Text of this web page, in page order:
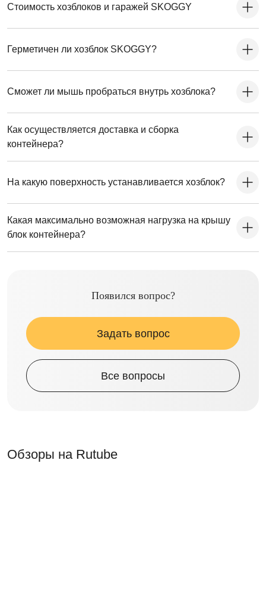
Стоимость хозблоков и гаражей SKOGGY
Герметичен ли хозблок SKOGGY?
Сможет ли мышь пробраться внутрь хозблока?
Как осуществляется доставка и сборка
контейнера?
На какую поверхность устанавливается хозблок?
Какая максимально возможная нагрузка на крышу
блок контейнера?
Появился вопрос?
Задать вопрос
Все вопросы
Обзоры на Rutube